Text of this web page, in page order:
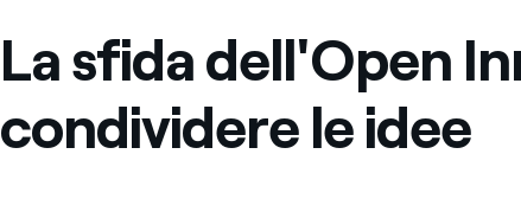
La sfida dell'Open
condividere le idee